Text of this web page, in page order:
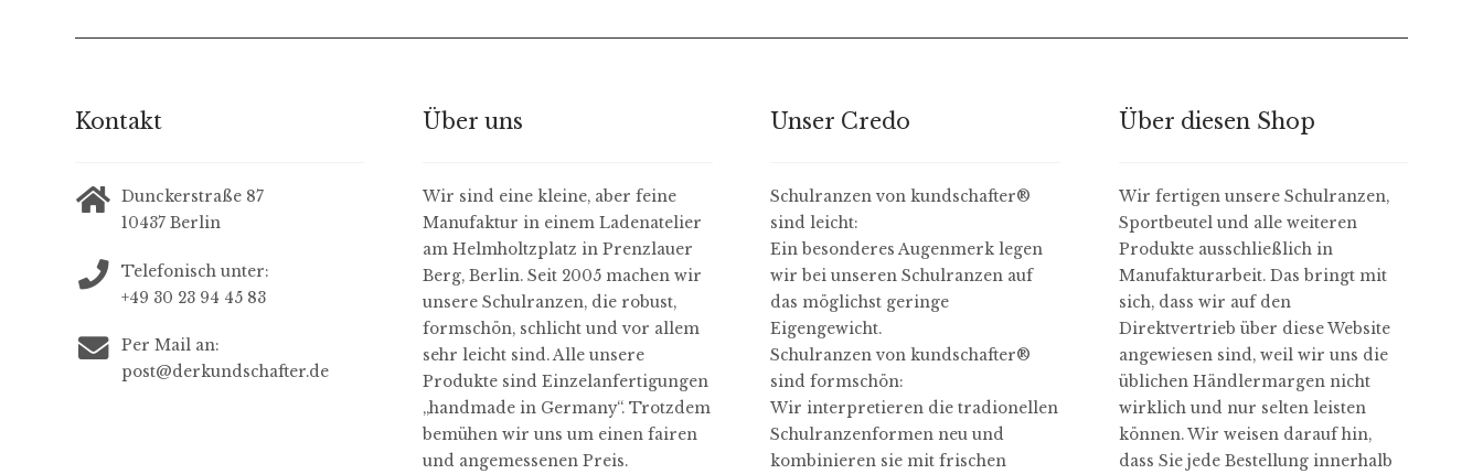
Kontakt
Dunckerstraße 87
10437 Berlin
Telefonisch unter:
+49 30 23 94 45 83
Per Mail an:
post@derkundschafter.de
Über uns
Wir sind eine kleine, aber feine
Manufaktur in einem Ladenatelier
am Helmholtzplatz in Prenzlauer
Berg, Berlin. Seit 2005 machen wir
unsere Schulranzen, die robust,
formschön, schlicht und vor allem
sehr leicht sind. Alle unsere
Produkte sind Einzelanfertigungen
„handmade in Germany“. Trotzdem
bemühen wir uns um einen fairen
und angemessenen Preis.
Unser Credo
Schulranzen von kundschafter​®
sind leicht:
Ein besonderes Augenmerk legen
wir bei unseren Schulranzen auf
das möglichst geringe
Eigengewicht.
Schulranzen von kundschafter​®
sind formschön:
Wir interpretieren die tradionellen
Schulranzenformen neu und
kombinieren sie mit frischen
Über diesen Shop
Wir fertigen unsere Schulranzen,
Sportbeutel und alle weiteren
Produkte ausschließlich in
Manufakturarbeit. Das bringt mit
sich, dass wir auf den
Direktvertrieb über diese Website
angewiesen sind, weil wir uns die
üblichen Händlermargen nicht
wirklich und nur selten leisten
können. Wir weisen darauf hin,
dass Sie jede Bestellung innerhalb